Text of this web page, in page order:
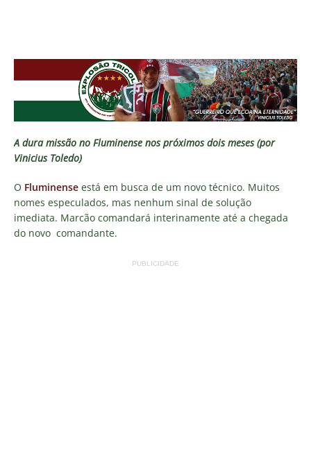
A dura missão no Fluminense nos próximos dois meses (por
Vinicius Toledo)
O Fluminense está em busca de um novo técnico. Muitos
nomes especulados, mas nenhum sinal de solução
imediata. Marcão comandará interinamente até a chegada
do novo comandante.
PUBLICIDADE